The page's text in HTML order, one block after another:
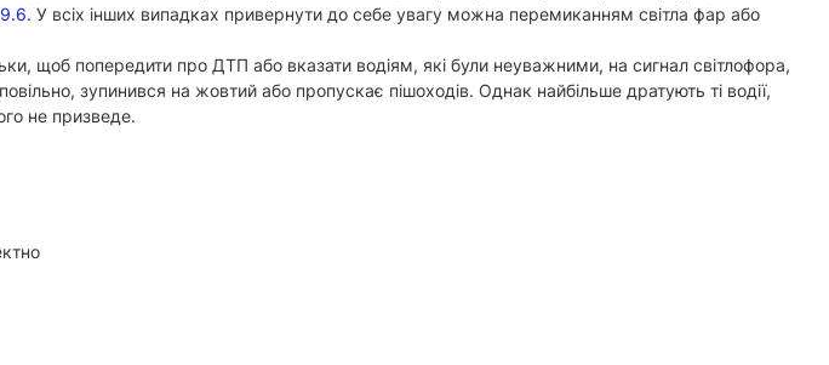
9.6. У всіх інших випадках привернути до себе увагу можна перемиканням світла фар або
щоб попередити про ДТП або вказати водіям, які були неуважними, на сигнал світлофора,
зупинився на жовтий або пропускає пішоходів. Однак найбільше дратують ті водії,
не призведе.